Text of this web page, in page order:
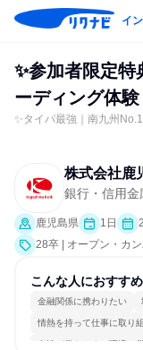
イ
✨参加者限定
ーディング体験
✨タイパ最強｜南九州
株式会社鹿
銀行・信用金
鹿児島県 1日
28卒 | オープン・カ
こんな人におすすめ
金融関係に携わりたい
情熱を持って仕事に取り
女性が働きやすい環境で働